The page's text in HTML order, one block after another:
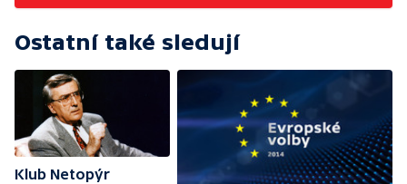
Ostatní také sledují
Klub Netopýr